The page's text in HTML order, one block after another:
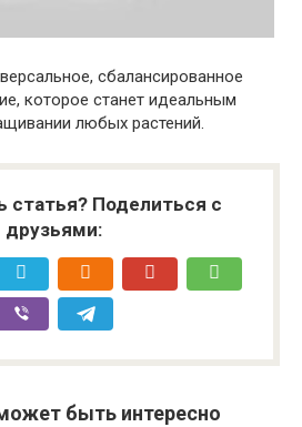
сбалансированное
которое станет идеальным
любых растений.
статья? Поделиться с
друзьями:
быть интересно